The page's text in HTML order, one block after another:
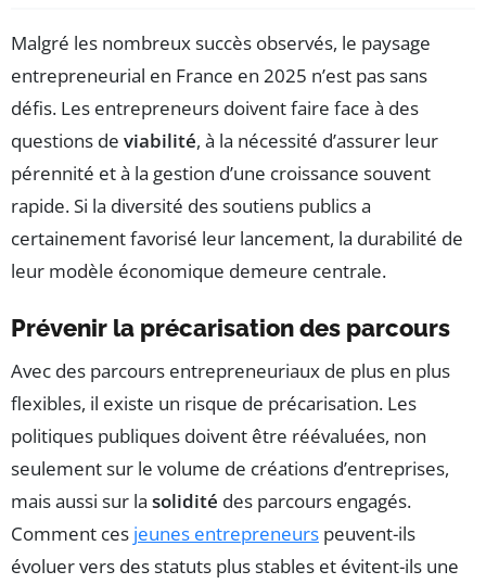
Malgré les nombreux succès observés, le paysage
entrepreneurial en France en 2025 n’est pas sans
défis. Les entrepreneurs doivent faire face à des
questions de viabilité, à la nécessité d’assurer leur
pérennité et à la gestion d’une croissance souvent
rapide. Si la diversité des soutiens publics a
certainement favorisé leur lancement, la durabilité de
leur modèle économique demeure centrale.
Prévenir la précarisation des parcours
Avec des parcours entrepreneuriaux de plus en plus
flexibles, il existe un risque de précarisation. Les
politiques publiques doivent être réévaluées, non
seulement sur le volume de créations d’entreprises,
mais aussi sur la solidité des parcours engagés.
Comment ces jeunes entrepreneurs peuvent-ils
évoluer vers des statuts plus stables et évitent-ils une